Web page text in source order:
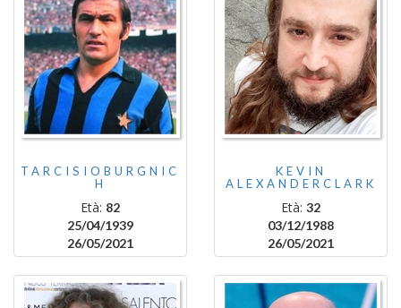
TARCISIOBURGNIC
H
Età: 82
25/04/1939
26/05/2021
KEVIN
ALEXANDERCLARK
Età: 32
03/12/1988
26/05/2021